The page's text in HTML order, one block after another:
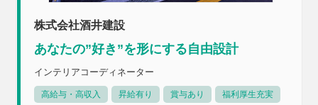
株式会社酒井建設
あなたの”好き”を形にする自由設計
インテリアコーディネーター
高給与・高収入 昇給有り 賞与あり 福利厚生充実